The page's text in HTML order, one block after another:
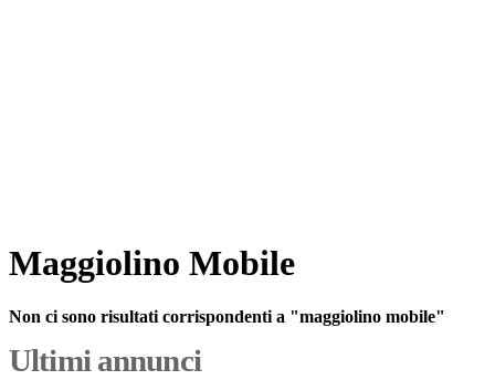
Maggiolino Mobile
Non ci sono risultati corrispondenti a "maggiolino mobile"
Ultimi annunci